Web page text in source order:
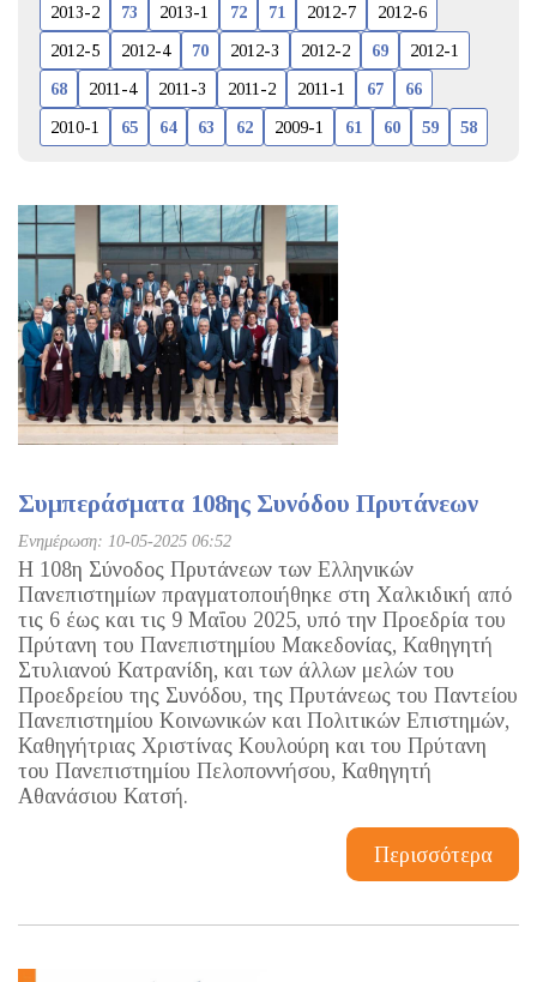
2013-2
73 2013-1 72 71 2012-7
2012-6
2012-5
2012-4 70 2012-3 2012-2 69
2012-1
68
2011-4 2011-3 2011-2 2011-1 67
66
2010-1
65 64 63 62 2009-1 61 60 59 58
Συμπεράσματα 108ης Συνόδου Πρυτάνεων
Ενημέρωση: 10-05-2025 06:52
Η 108η Σύνοδος Πρυτάνεων των Ελληνικών
Πανεπιστημίων πραγματοποιήθηκε στη Χαλκιδική από
τις 6 έως και τις 9 Μαΐου 2025, υπό την Προεδρία του
Πρύτανη του Πανεπιστημίου Μακεδονίας, Καθηγητή
Στυλιανού Κατρανίδη, και των άλλων μελών του
Προεδρείου της Συνόδου, της Πρυτάνεως του Παντείου
Πανεπιστημίου Κοινωνικών και Πολιτικών Επιστημών,
Καθηγήτριας Χριστίνας Κουλούρη και του Πρύτανη
του Πανεπιστημίου Πελοποννήσου, Καθηγητή
Αθανάσιου Κατσή.
Περισσότερα